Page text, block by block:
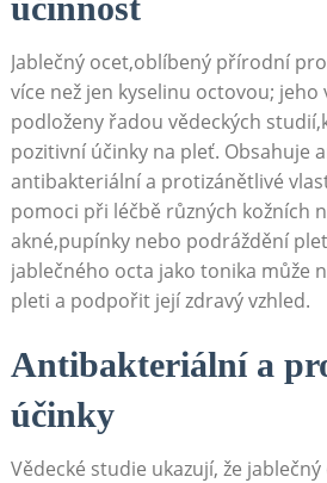
Jablečný ocet,oblíbený přírodní
více než jen kyselinu octovou;
podloženy řadou vědeckých
pozitivní účinky na pleť. Obsahuje
antibakteriální a protizánětlivé
pomoci při léčbě různých kožních
akné,pupínky nebo podráždění
jablečného octa jako tonika může
pleti a podpořit její zdravý vzhled.
Antibakteriální a
účinky
Vědecké studie ukazují, že